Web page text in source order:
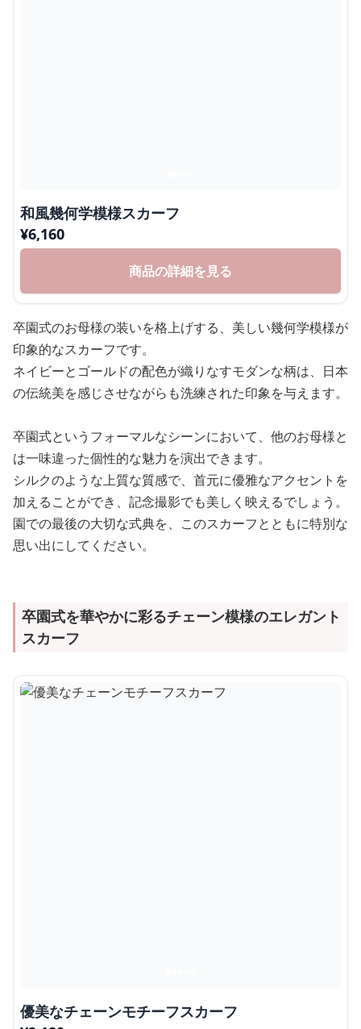
和風幾何学模様スカーフ
¥6,160
商品の詳細を見る
卒園式のお母様の装いを格上げする、美しい幾何学模様が
印象的なスカーフです。
ネイビーとゴールドの配色が織りなすモダンな柄は、日本
の伝統美を感じさせながらも洗練された印象を与えます。
卒園式というフォーマルなシーンにおいて、他のお母様と
は一味違った個性的な魅力を演出できます。
シルクのような上質な質感で、首元に優雅なアクセントを
加えることができ、記念撮影でも美しく映えるでしょう。
園での最後の大切な式典を、このスカーフとともに特別な
思い出にしてください。
卒園式を華やかに彩るチェーン模様のエレガント
スカーフ
優美なチェーンモチーフスカーフ